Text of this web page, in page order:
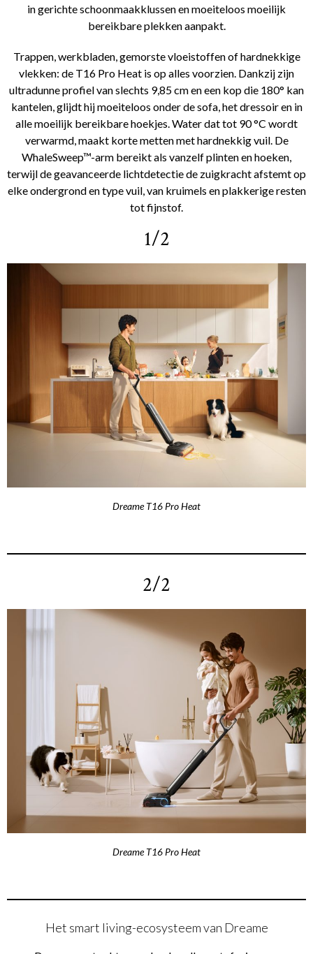
in gerichte schoonmaakklussen en moeiteloos moeilijk
bereikbare plekken aanpakt.
Trappen, werkbladen, gemorste vloeistoffen of hardnekkige
vlekken: de T16 Pro Heat is op alles voorzien. Dankzij zijn
ultradunne profiel van slechts 9,85 cm en een kop die 180° kan
kantelen, glijdt hij moeiteloos onder de sofa, het dressoir en in
alle moeilijk bereikbare hoekjes. Water dat tot 90 °C wordt
verwarmd, maakt korte metten met hardnekkig vuil. De
WhaleSweep™-arm bereikt als vanzelf plinten en hoeken,
terwijl de geavanceerde lichtdetectie de zuigkracht afstemt op
elke ondergrond en type vuil, van kruimels en plakkerige resten
tot fijnstof.
1/2
Dreame T16 Pro Heat
2/2
Dreame T16 Pro Heat
Het smart living-ecosysteem van Dreame